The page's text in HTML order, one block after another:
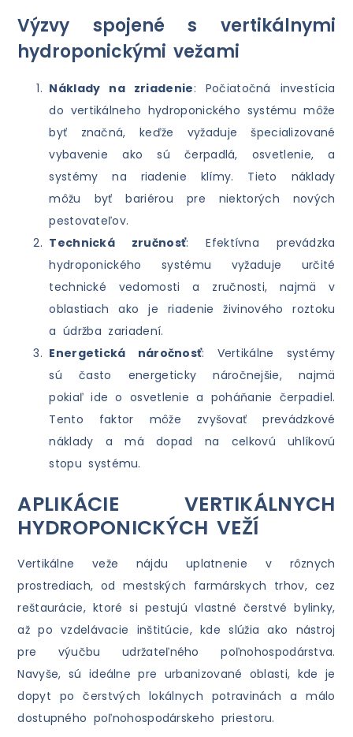
Výzvy spojené s vertikálnymi
hydroponickými vežami
Náklady na zriadenie: Počiatočná investícia
do vertikálneho hydroponického systému môže
byť značná, keďže vyžaduje špecializované
vybavenie ako sú čerpadlá, osvetlenie, a
systémy na riadenie klímy. Tieto náklady
môžu byť bariérou pre niektorých nových
pestovateľov.
Technická zručnosť: Efektívna prevádzka
hydroponického systému vyžaduje určité
technické vedomosti a zručnosti, najmä v
oblastiach ako je riadenie živinového roztoku
a údržba zariadení.
Energetická náročnosť: Vertikálne systémy
sú často energeticky náročnejšie, najmä
pokiaľ ide o osvetlenie a poháňanie čerpadiel.
Tento faktor môže zvyšovať prevádzkové
náklady a má dopad na celkovú uhlíkovú
stopu systému.
APLIKÁCIE VERTIKÁLNYCH
HYDROPONICKÝCH VEŽÍ
Vertikálne veže nájdu uplatnenie v rôznych
prostrediach, od mestských farmárskych trhov, cez
reštaurácie, ktoré si pestujú vlastné čerstvé bylinky,
až po vzdelávacie inštitúcie, kde slúžia ako nástroj
pre výučbu udržateľného poľnohospodárstva.
Navyše, sú ideálne pre urbanizované oblasti, kde je
dopyt po čerstvých lokálnych potravinách a málo
dostupného poľnohospodárskeho priestoru.